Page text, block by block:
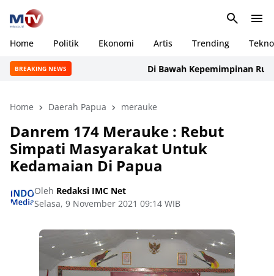
Home Politik Ekonomi Artis Trending Tekno
BREAKING NEWS Di Bawah Kepemimpinan Rudi
Home Daerah Papua merauke
Danrem 174 Merauke : Rebut
Simpati Masyarakat Untuk
Kedamaian Di Papua
Oleh Redaksi IMC Net
Selasa, 9 November 2021 09:14 WIB